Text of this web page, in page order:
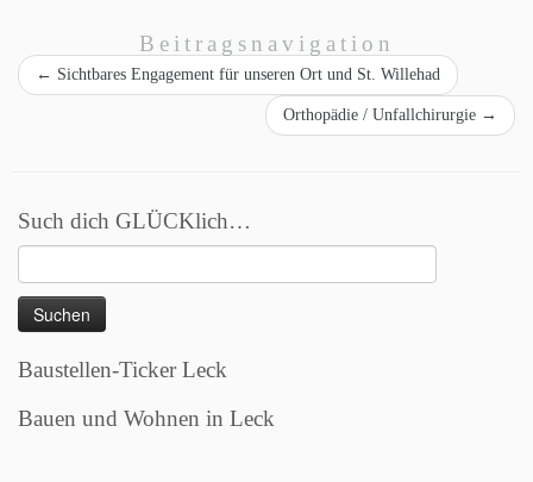
Beitragsnavigation
← Sichtbares Engagement für unseren Ort und St. Willehad
Orthopädie / Unfallchirurgie →
Such dich GLÜCKlich…
nach:
Baustellen-Ticker Leck
Bauen und Wohnen in Leck